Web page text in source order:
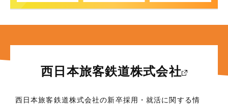
西日本旅客鉄道株式会社
西日本旅客鉄道株式会社の新卒採用・就活に関する情